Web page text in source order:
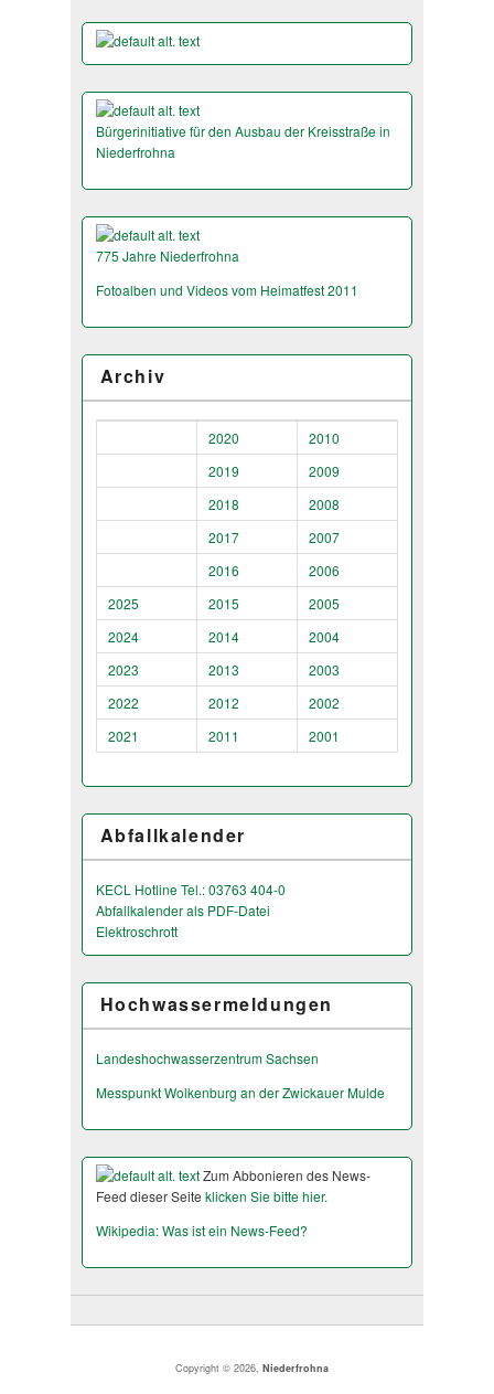
Bürgerinitiative für den Ausbau der Kreisstraße in
Niederfrohna
775 Jahre Niederfrohna
Fotoalben und Videos vom Heimatfest 2011
Archiv
2020
2010
2019
2009
2018
2008
2017
2007
2016
2006
2025
2015
2005
2024
2014
2004
2023
2013
2003
2022
2012
2002
2021
2011 2001
Abfallkalender
KECL Hotline Tel.: 03763 404-0
Abfallkalender als PDF-Datei
Elektroschrott
Hochwassermeldungen
Landeshochwas­serzentrum Sachsen
Messpunkt Wolkenburg an der Zwickauer Mulde
Zum Abbonieren des News-
Feed dieser Seite klicken Sie bitte hier.
Wikipedia: Was ist ein News-Feed?
Copyright © 2026,Niederfrohna